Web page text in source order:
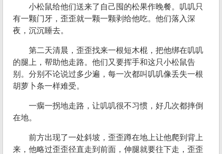
小松鼠给他们送来了自己囤的松果作晚餐。叽叽只
有一颗门牙，歪歪就一颗一颗剥给他吃。他们落入深
夜，沉沉睡去。
第二天清晨，歪歪找来一根短木棍，把他绑在叽叽
的腿上，帮助他走路。他们又要挥手和这只小松鼠告
别。分别不论说过多少遍，每一次都叫叽叽像丢失一根
胡萝卜条一样难受。
一瘸一拐地走路，让叽叽很不习惯，好几次都摔倒
在地。
前方出现了一处斜坡，歪歪蹲在地上让他爬到背上
来，他略过歪歪径直走到前面，伸腿就要往下走，歪歪